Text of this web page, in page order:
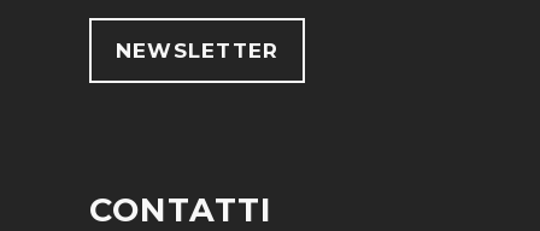
NEWSLETTER
CONTATTI